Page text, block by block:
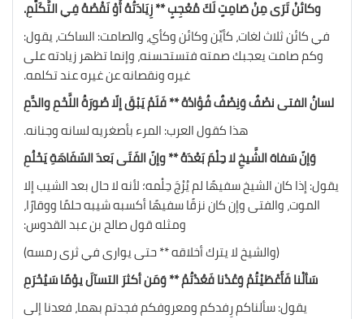
وكائنْ تَرَى مِنْ صَامِتٍ لَكَ مُعْجِبٍ ** زِيَادَتُهُ أَوْ نَقْصُهُ فِي التَّكَلُّمِ.
في كائن ثلاث لغات، كأيِّن وكائن وكأي، والصامت: الساكت، يقول:
وكم صامت يعجبك صمته فتستحسنه، وإنما تظهر زيادته على
غيره ونقصانه عن غيره عند تكلمه.
لسانُ الفتى نصْفٌ وَنِصْفٌ فُؤادُهُ ** فَلَمْ يَبْقَ إلّا صُورَةُ اللَّحْمِ والدَّمِ
هذا كقول العرب: المرء بأصغريه لسانه وجنانه.
وَإنّ سَفاهَ الشَّيخِ لا حِلْمَ بَعْدَهُ ** وإنّ الفَتَى بَعدَ السّفَاهَةِ يَحْلُمِ
يقول: إذا كان الشيخ سفيهًا لم يُرْجَ حِلْمه؛ لأنه لا حال بعد الشيب إلا
الموت، والفتى وإن كان نزقًا سفيهًا أكسبه شيبه حلمًا ووقارًا،
ومثله قول صالح بن عبد القدوس:
(والشيخ لا يترك أخلاقه ** حتى يوارى في ثرى رمسه)
سَألْنا فَأَعْطَيْتُمْ وَعُدْنا فَعُدْتُمُ ** وَمَن أكثرَ التسآلَ يوْمًا سَيُحْرَمِ
يقول: سألناكم رِفدكم ومعروفكم فجدتم بهما، فعدنا إلى